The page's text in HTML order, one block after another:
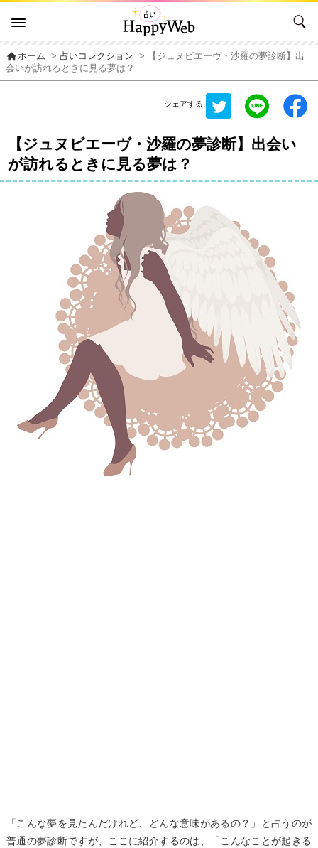
homeホーム >占いコレクション
> 【ジュヌビエーヴ・沙羅の夢診断】出
会いが訪れるときに見る夢は？
シェアする
【ジュヌビエーヴ・沙羅の夢診断】出会い
が訪れるときに見る夢は？
「こんな夢を見たんだけれど、どんな意味があるの？」と占うのが
普通の夢診断ですが、ここに紹介するのは、「こんなことが起きる